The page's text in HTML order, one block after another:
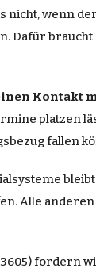
wenn
Dafür
Kontakt
platzen
fallen
Alle
fordern